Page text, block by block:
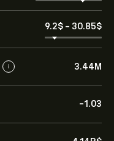
9.2‎$‎ - 30.85‎$‎
i 3.44M
-1.03